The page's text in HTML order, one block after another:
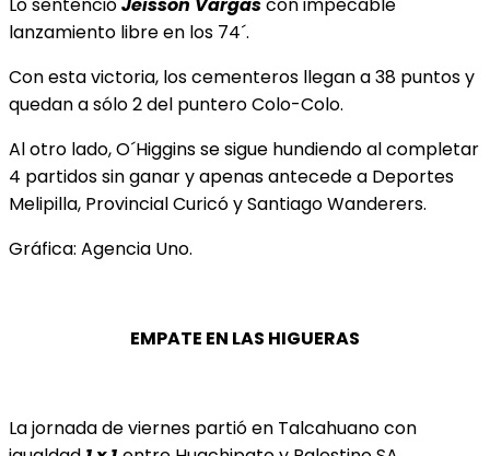
lanzamiento libre en los 74´.
Con esta victoria, los cementeros llegan a 38 puntos y
quedan a sólo 2 del puntero Colo-Colo.
Al otro lado, O´Higgins se sigue hundiendo al completar
4 partidos sin ganar y apenas antecede a Deportes
Melipilla, Provincial Curicó y Santiago Wanderers.
Gráfica: Agencia Uno.
EMPATE EN LAS HIGUERAS
La jornada de viernes partió en Talcahuano con